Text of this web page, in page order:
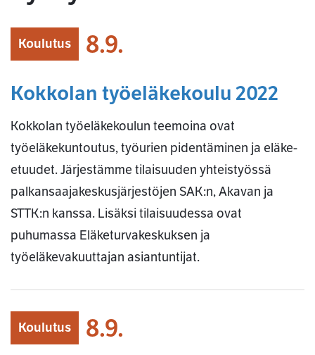
Koulutus 8.9.
Kokkolan työeläkekoulu 2022
Kokkolan työeläkekoulun teemoina ovat
työeläkekuntoutus, työurien pidentäminen ja eläke-
etuudet. Järjestämme tilaisuuden yhteistyössä
palkansaajakeskusjärjestöjen SAK:n, Akavan ja
STTK:n kanssa. Lisäksi tilaisuudessa ovat
puhumassa Eläketurvakeskuksen ja
työeläkevakuuttajan asiantuntijat.
Koulutus 8.9.